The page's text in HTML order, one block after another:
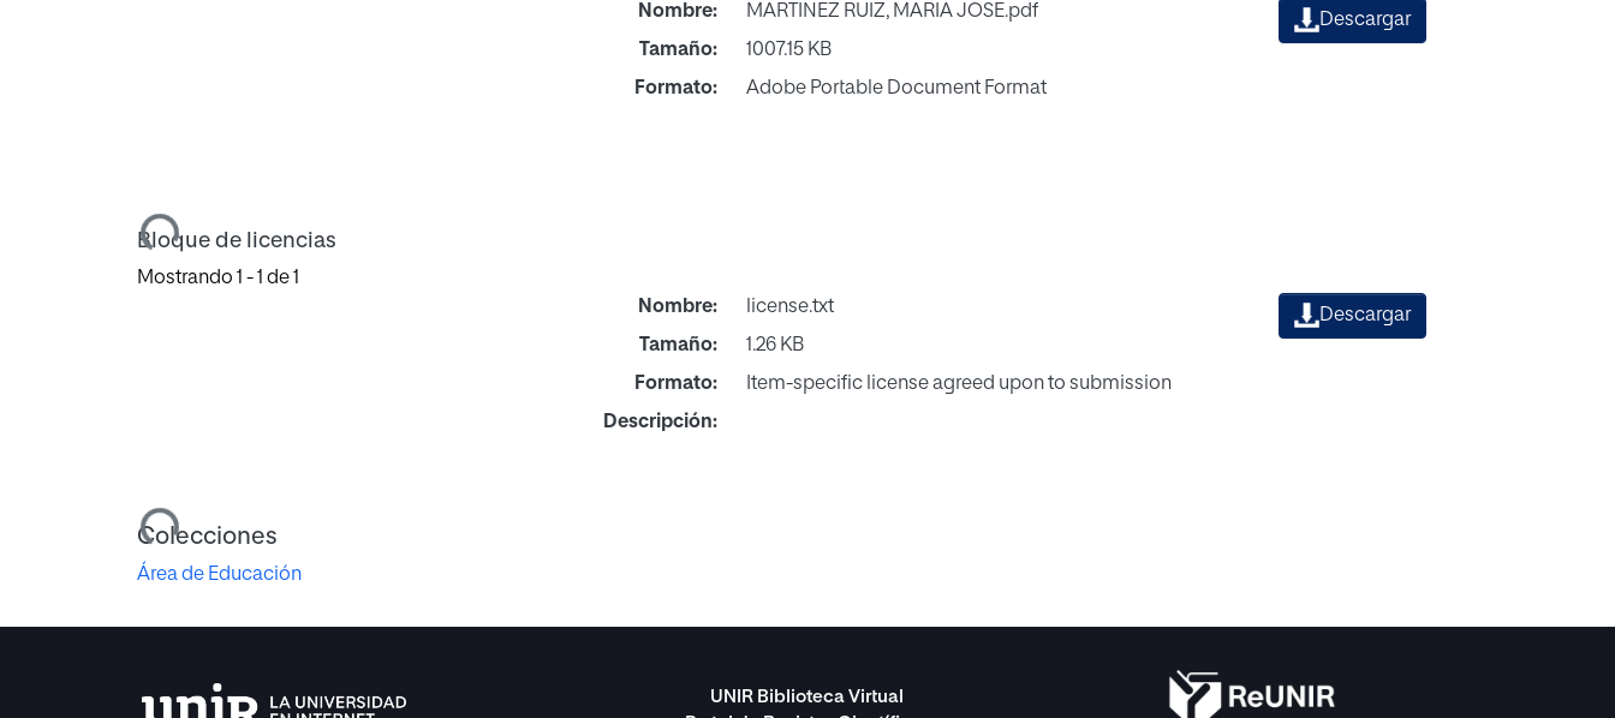
Cargando...
Nombre:
MARTINEZ RUIZ, MARIA JOSE.pdf
Tamaño:
1007.15 KB
Formato:
Adobe Portable Document Format
Descargar
Bloque de licencias
Mostrando 1 - 1 de 1
Cargando...
Nombre:
license.txt
Tamaño:
1.26 KB
Formato:
Item-specific license agreed upon to submission
Descripción:
Descargar
Colecciones
Área de Educación
UNIR Biblioteca Virtual